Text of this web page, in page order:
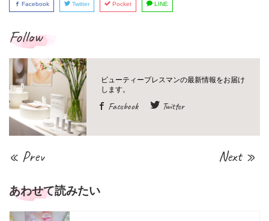
Facebook Twitter Pocket LINE
Follow
Facebook Twitter
« Prev Next »
あわせて読みたい